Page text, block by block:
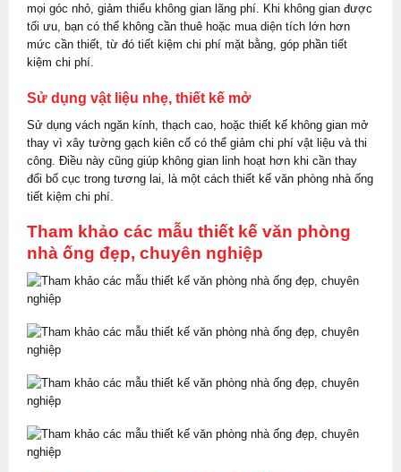
mọi góc nhỏ, giảm thiểu không gian lãng phí. Khi không gian được
tối ưu, bạn có thể không cần thuê hoặc mua diện tích lớn hơn
mức cần thiết, từ đó tiết kiệm chi phí mặt bằng, góp phần tiết
kiệm chi phí.
Sử dụng vật liệu nhẹ, thiết kế mở
Sử dụng vách ngăn kính, thạch cao, hoặc thiết kế không gian mở
thay vì xây tường gạch kiên cố có thể giảm chi phí vật liệu và thi
công. Điều này cũng giúp không gian linh hoạt hơn khi cần thay
đổi bố cục trong tương lai, là một cách thiết kế văn phòng nhà ống
tiết kiệm chi phí.
Tham khảo các mẫu thiết kế văn phòng
nhà ống đẹp, chuyên nghiệp